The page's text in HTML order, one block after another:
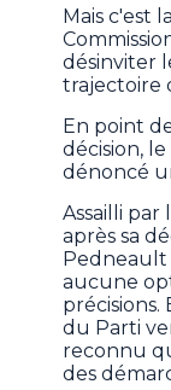
Mais c'est
désinviter
trajectoire
En point
décision,
dénoncé
Assailli par
après sa
Pedneault
aucune
du Parti
reconnu
des